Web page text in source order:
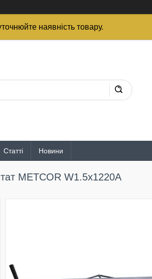
наявність товару.
Статті Новини
METCOR W1.5x1220A